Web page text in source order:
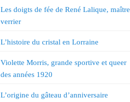
Les doigts de fée de René Lalique, maître
verrier
L’histoire du cristal en Lorraine
Violette Morris, grande sportive et queer
des années 1920
L’origine du gâteau d’anniversaire